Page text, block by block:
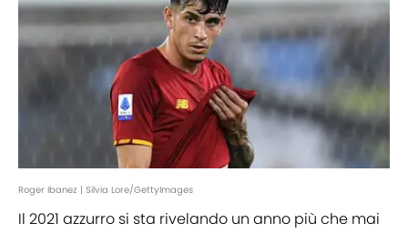
Roger Ibanez | Silvia Lore/GettyImages
Il 2021 azzurro si sta rivelando un anno più che mai